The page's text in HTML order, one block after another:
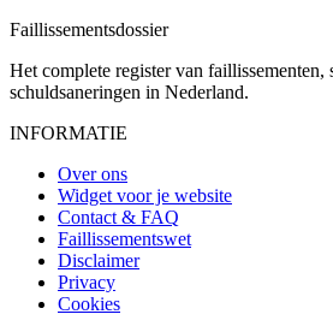
Faillissementsdossier
Het complete register van faillissementen,
schuldsaneringen in Nederland.
INFORMATIE
Over ons
Widget voor je website
Contact & FAQ
Faillissementswet
Disclaimer
Privacy
Cookies